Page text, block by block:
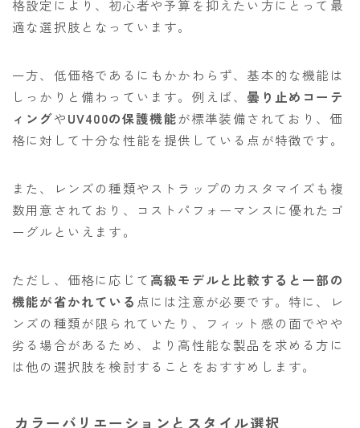
格設定により、初心者や予算を抑えたい方にとって最
適な選択肢となっています。
一方、低価格であるにもかかわらず、基本的な機能は
しっかりと備わっています。例えば、 曇り止めコーテ
ィングやUV400の保護機能が標準装備されており、価
格に対して十分な性能を提供している点が特徴です。
また、レンズの種類やストラップのカスタマイズも複
数用意されており、コストパフォーマンスに優れたゴ
ーグルといえます。
ただし、価格に応じて 高級モデルと比較すると一部の
機能が省かれている 点には注意が必要です。特に、レ
ンズの種類が限られていたり、フィット感の面でやや
劣る場合があるため、より高性能な製品を求める方に
は他の選択肢を検討することをおすすめします。
カラーバリエーションとスタイル選択